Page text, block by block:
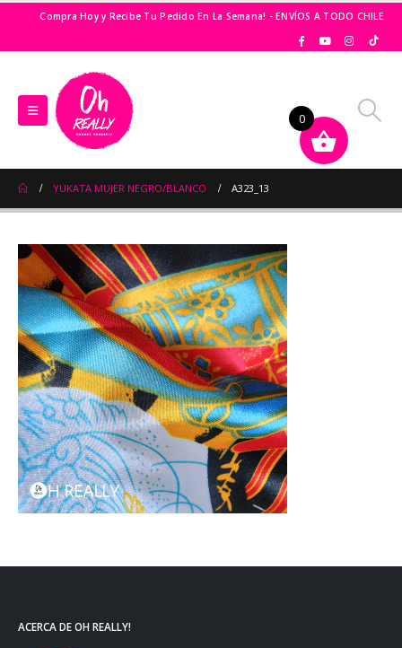
Compra Hoy y Recibe Tu Pedido En La Semana! - ENVÍOS A TODO CHILE
YUKATA MUJER NEGRO/BLANCO A323_13
ACERCA DE OH REALLY!
0